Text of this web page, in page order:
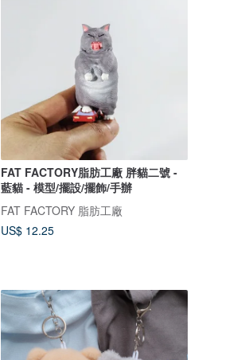
FAT FACTORY脂肪工廠 胖貓二號 -
藍貓 - 模型/擺設/擺飾/手辦
FAT FACTORY 脂肪工廠
US$ 12.25